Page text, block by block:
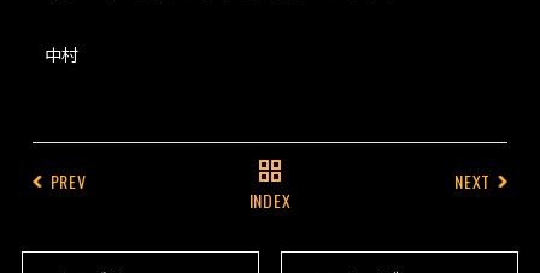
中村
PREV NEXT
INDEX